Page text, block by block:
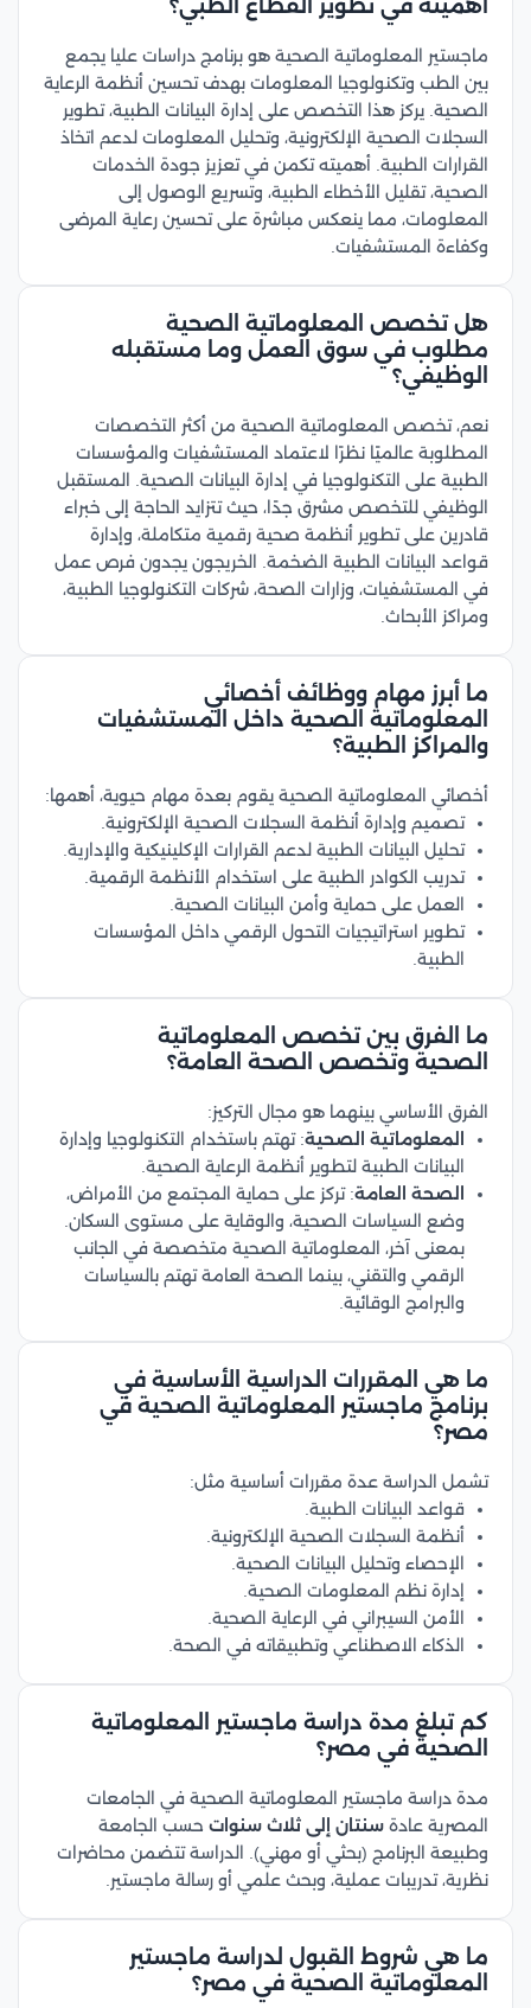
أهميته في تطوير القطاع الطبي؟
ماجستير المعلوماتية الصحية هو برنامج دراسات عليا يجمع
بين الطب وتكنولوجيا المعلومات بهدف تحسين أنظمة الرعاية
الصحية. يركز هذا التخصص على إدارة البيانات الطبية، تطوير
السجلات الصحية الإلكترونية، وتحليل المعلومات لدعم اتخاذ
القرارات الطبية. أهميته تكمن في تعزيز جودة الخدمات
الصحية، تقليل الأخطاء الطبية، وتسريع الوصول إلى
المعلومات، مما ينعكس مباشرة على تحسين رعاية المرضى
وكفاءة المستشفيات.
هل تخصص المعلوماتية الصحية
مطلوب في سوق العمل وما مستقبله
الوظيفي؟
نعم، تخصص المعلوماتية الصحية من أكثر التخصصات
المطلوبة عالميًا نظرًا لاعتماد المستشفيات والمؤسسات
الطبية على التكنولوجيا في إدارة البيانات الصحية. المستقبل
الوظيفي للتخصص مشرق جدًا، حيث تتزايد الحاجة إلى خبراء
قادرين على تطوير أنظمة صحية رقمية متكاملة، وإدارة
قواعد البيانات الطبية الضخمة. الخريجون يجدون فرص عمل
في المستشفيات، وزارات الصحة، شركات التكنولوجيا الطبية،
ومراكز الأبحاث.
ما أبرز مهام ووظائف أخصائي
المعلوماتية الصحية داخل المستشفيات
والمراكز الطبية؟
أخصائي المعلوماتية الصحية يقوم بعدة مهام حيوية، أهمها:
تصميم وإدارة أنظمة السجلات الصحية الإلكترونية.
تحليل البيانات الطبية لدعم القرارات الإكلينيكية والإدارية.
تدريب الكوادر الطبية على استخدام الأنظمة الرقمية.
العمل على حماية وأمن البيانات الصحية.
تطوير استراتيجيات التحول الرقمي داخل المؤسسات
الطبية.
ما الفرق بين تخصص المعلوماتية
الصحية وتخصص الصحة العامة؟
الفرق الأساسي بينهما هو مجال التركيز:
المعلوماتية الصحية: تهتم باستخدام التكنولوجيا وإدارة
البيانات الطبية لتطوير أنظمة الرعاية الصحية.
الصحة العامة: تركز على حماية المجتمع من الأمراض،
وضع السياسات الصحية، والوقاية على مستوى السكان.
بمعنى آخر، المعلوماتية الصحية متخصصة في الجانب
الرقمي والتقني، بينما الصحة العامة تهتم بالسياسات
والبرامج الوقائية.
ما هي المقررات الدراسية الأساسية في
برنامج ماجستير المعلوماتية الصحية في
مصر؟
تشمل الدراسة عدة مقررات أساسية مثل:
قواعد البيانات الطبية.
أنظمة السجلات الصحية الإلكترونية.
الإحصاء وتحليل البيانات الصحية.
إدارة نظم المعلومات الصحية.
الأمن السيبراني في الرعاية الصحية.
الذكاء الاصطناعي وتطبيقاته في الصحة.
كم تبلغ مدة دراسة ماجستير المعلوماتية
الصحية في مصر؟
مدة دراسة ماجستير المعلوماتية الصحية في الجامعات
المصرية عادة سنتان إلى ثلاث سنوات حسب الجامعة
وطبيعة البرنامج (بحثي أو مهني). الدراسة تتضمن محاضرات
نظرية، تدريبات عملية، وبحث علمي أو رسالة ماجستير.
ما هي شروط القبول لدراسة ماجستير
المعلوماتية الصحية في مصر؟